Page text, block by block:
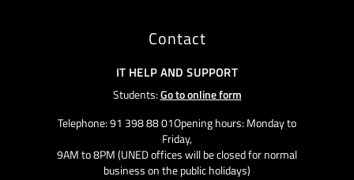
Contact
IT HELP AND SUPPORT
Students:Go to online form
Telephone: 91 398 88 01Opening hours: Monday to
Friday,
9AM to 8PM (UNED offices will be closed for normal
business on the public holidays)